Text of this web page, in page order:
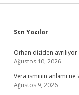
Sidebar
Son Yazılar
Orhan diziden ayrılıyor
Ağustos 10, 2026
Vera isminin anlamı ne ?
Ağustos 9, 2026